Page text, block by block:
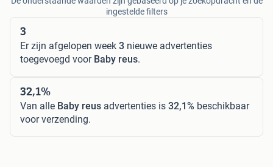
ingestelde filters
3
Er zijn afgelopen week 3 nieuwe advertenties
toegevoegd voor Baby reus.
32,1%
Van alle Baby reus advertenties is 32,1% beschikbaar
voor verzending.